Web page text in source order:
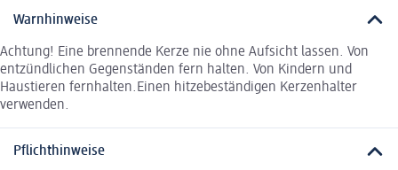
Warnhinweise
Achtung! Eine brennende Kerze nie ohne Aufsicht lassen. Von
entzündlichen Gegenständen fern halten. Von Kindern und
Haustieren fernhalten.Einen hitzebeständigen Kerzenhalter
verwenden.
Pflichthinweise